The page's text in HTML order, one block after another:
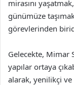
mirasını
günümüze
görevlerinden
Gelecekte, Mimar
yapılar ortaya
alarak, yenilikçi ve